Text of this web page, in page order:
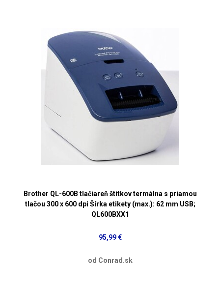
Brother QL-600B tlačiareň štítkov termálna s priamou
tlačou 300 x 600 dpi Šírka etikety (max.): 62 mm USB;
QL600BXX1
95,99 €
od Conrad.sk